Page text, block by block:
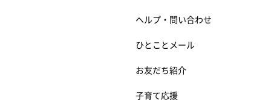
ヘルプ・問い合わせ
ひとことメール
お友だち紹介
子育て応援